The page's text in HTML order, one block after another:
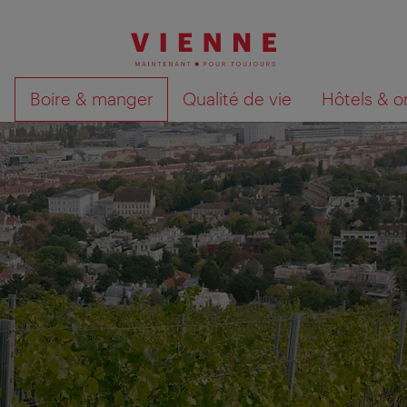
Boire & manger Qualité de vie Hôtels &
Afficher les résultats de la recherche sur la